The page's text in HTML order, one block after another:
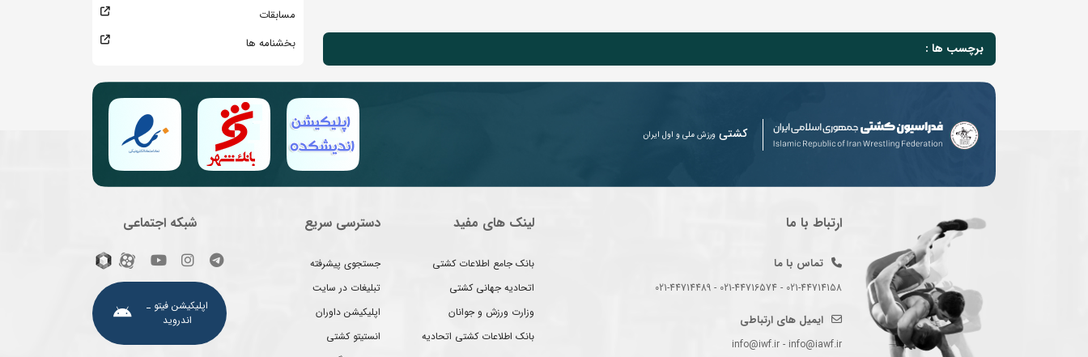
برچسب ها :
مسابقات
بخشنامه ها
کشتی ورزش ملی و اول ایران
ارتباط با ما
تماس با ما
021-44714158 - 021-44716574 - 021-44714489
ایمیل های ارتباطی
info@iwf.ir - info@iawf.ir
لینک های مفید
بانک جامع اطلاعات کشتی
اتحادیه جهانی کشتی
وزارت ورزش و جوانان
بانک اطلاعات کشتی اتحادیه
دسترسی سریع
جستجوی پیشرفته
تبلیغات در سایت
اپلیکیشن داوران
انستیتو کشتی
شبکه اجتماعی
اپلیکیشن فیتو ـ
اندروید